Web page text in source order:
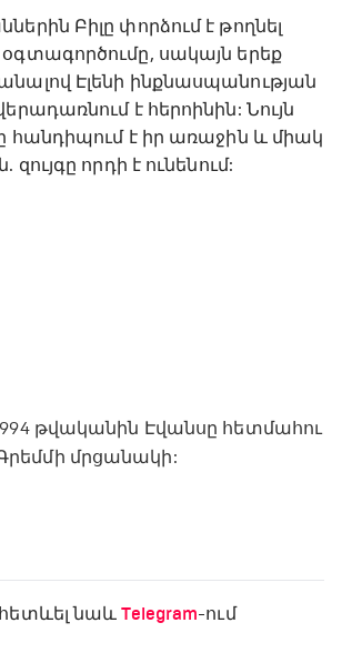
Բիլը փորձում է թողնել
օգտագործումը, սակայն երեք
Էլենի ինքնասպանության
է հերոինին: Նույն
հանդիպում է իր առաջին և միակ
զույգը որդի է ունենում:
թվականին Էվանսը հետմահու
մրցանակի:
նաև Telegram-ում